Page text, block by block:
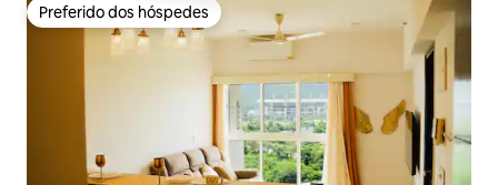
Preferido dos hóspedes
Preferido dos hóspedes